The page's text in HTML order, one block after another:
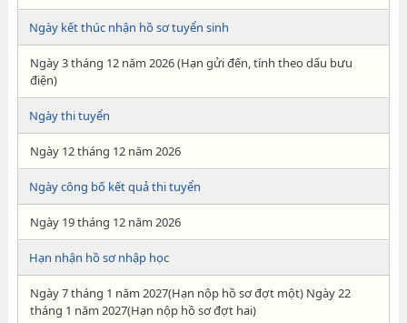
Ngày kết thúc nhận hồ sơ tuyển sinh
Ngày 3 tháng 12 năm 2026 (Hạn gửi đến, tính theo dấu bưu
điện)
Ngày thi tuyển
Ngày 12 tháng 12 năm 2026
Ngày công bố kết quả thi tuyển
Ngày 19 tháng 12 năm 2026
Hạn nhận hồ sơ nhập học
Ngày 7 tháng 1 năm 2027(Hạn nộp hồ sơ đợt một) Ngày 22
tháng 1 năm 2027(Hạn nộp hồ sơ đợt hai)